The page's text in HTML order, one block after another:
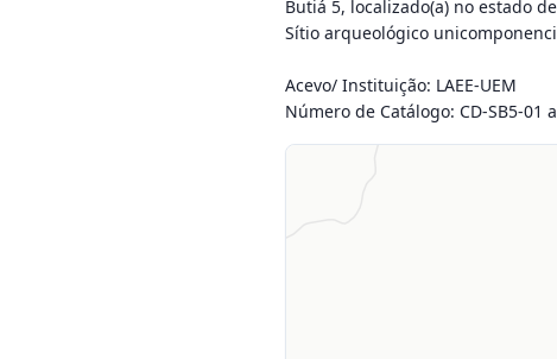
Butiá 5, localizado(a) no estado
Sítio arqueológico
Acevo/ Instituição: LAEE-UEM
Número de Catálogo: CD-SB5-01